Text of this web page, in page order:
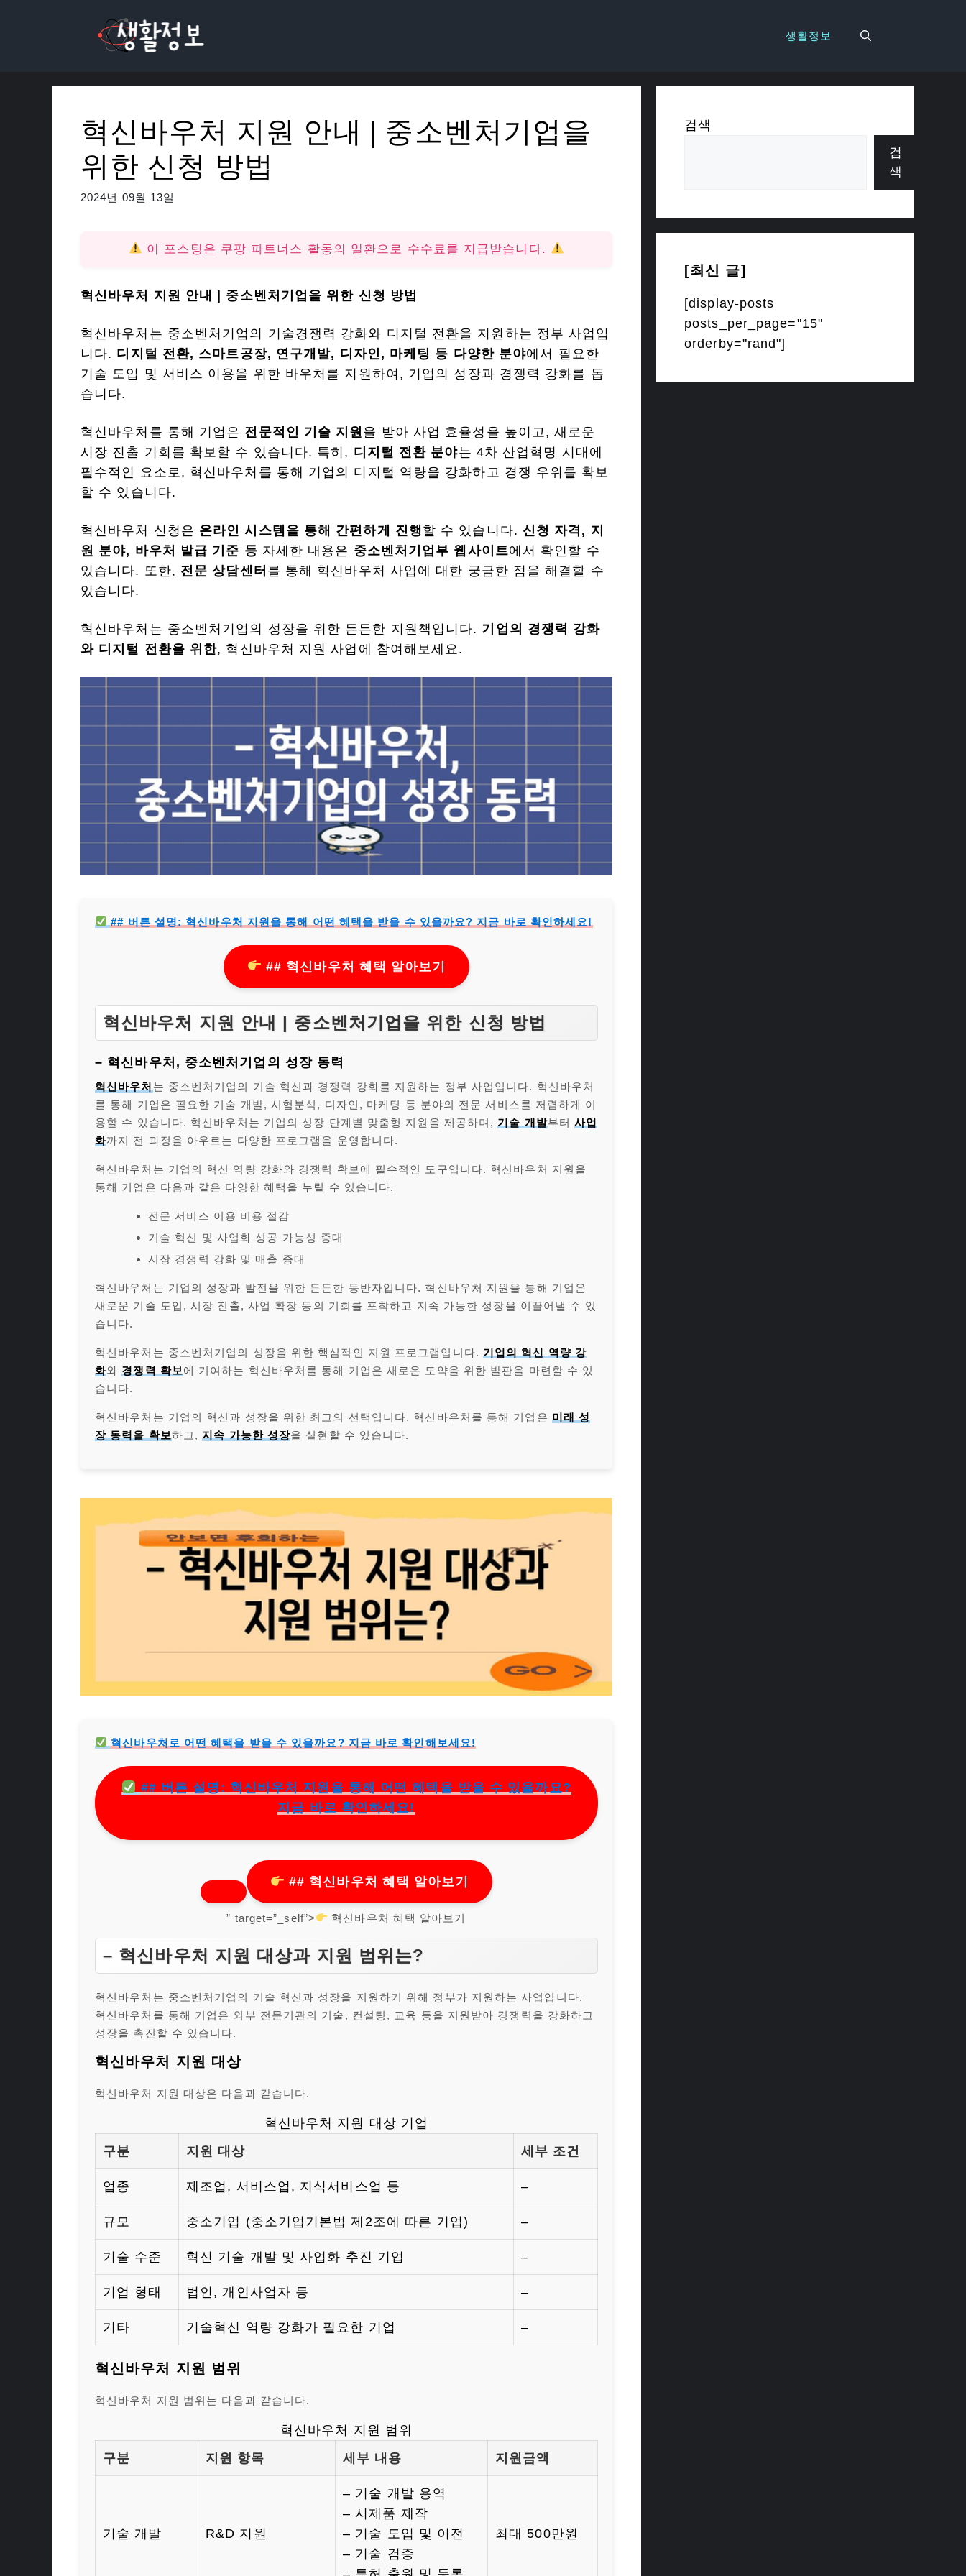
생활정보
혁신바우처 지원 안내 | 중소벤처기업을
위한 신청 방법
2024년 09월 13일
이 포스팅은 쿠팡 파트너스 활동의 일환으로 수수료를 지급받습니다.
혁신바우처 지원 안내 | 중소벤처기업을 위한 신청 방법
혁신바우처는 중소벤처기업의 기술경쟁력 강화와 디지털 전환을 지원하는 정부 사업입
니다. 디지털 전환, 스마트공장, 연구개발, 디자인, 마케팅 등 다양한 분야에서 필요한
기술 도입 및 서비스 이용을 위한 바우처를 지원하여, 기업의 성장과 경쟁력 강화를 돕
습니다.
혁신바우처를 통해 기업은 전문적인 기술 지원 을 받아 사업 효율성을 높이고, 새로운
시장 진출 기회를 확보할 수 있습니다. 특히, 디지털 전환 분야는 4차 산업혁명 시대에
필수적인 요소로, 혁신바우처를 통해 기업의 디지털 역량을 강화하고 경쟁 우위를 확보
할 수 있습니다.
혁신바우처 신청은 온라인 시스템을 통해 간편하게 진행 할 수 있습니다. 신청 자격, 지
원 분야, 바우처 발급 기준 등 자세한 내용은 중소벤처기업부 웹사이트에서 확인할 수
있습니다. 또한, 전문 상담센터 를 통해 혁신바우처 사업에 대한 궁금한 점을 해결할 수
있습니다.
혁신바우처는 중소벤처기업의 성장을 위한 든든한 지원책입니다. 기업의 경쟁력 강화
와 디지털 전환을 위한, 혁신바우처 지원 사업에 참여해보세요.
## 버튼 설명: 혁신바우처 지원을 통해 어떤 혜택을 받을 수 있을까요? 지금 바로 확인하세요!
## 혁신바우처 혜택 알아보기
혁신바우처 지원 안내 | 중소벤처기업을 위한 신청 방법
– 혁신바우처, 중소벤처기업의 성장 동력
혁신바우처 는 중소벤처기업의 기술 혁신과 경쟁력 강화를 지원하는 정부 사업입니다. 혁신바우처
를 통해 기업은 필요한 기술 개발, 시험분석, 디자인, 마케팅 등 분야의 전문 서비스를 저렴하게 이
용할 수 있습니다. 혁신바우처는 기업의 성장 단계별 맞춤형 지원을 제공하며, 기술 개발부터사업
화까지 전 과정을 아우르는 다양한 프로그램을 운영합니다.
혁신바우처는 기업의 혁신 역량 강화와 경쟁력 확보에 필수적인 도구입니다. 혁신바우처 지원을
통해 기업은 다음과 같은 다양한 혜택을 누릴 수 있습니다.
전문 서비스 이용 비용 절감
기술 혁신 및 사업화 성공 가능성 증대
시장 경쟁력 강화 및 매출 증대
혁신바우처는 기업의 성장과 발전을 위한 든든한 동반자입니다. 혁신바우처 지원을 통해 기업은
새로운 기술 도입, 시장 진출, 사업 확장 등의 기회를 포착하고 지속 가능한 성장을 이끌어낼 수 있
습니다.
혁신바우처는 중소벤처기업의 성장을 위한 핵심적인 지원 프로그램입니다. 기업의 혁신 역량 강
화와 경쟁력 확보 에 기여하는 혁신바우처를 통해 기업은 새로운 도약을 위한 발판을 마련할 수 있
습니다.
혁신바우처는 기업의 혁신과 성장을 위한 최고의 선택입니다. 혁신바우처를 통해 기업은 미래 성
장 동력을 확보하고,지속 가능한 성장을 실현할 수 있습니다.
혁신바우처로 어떤 혜택을 받을 수 있을까요? 지금 바로 확인해보세요!
## 버튼 설명: 혁신바우처 지원을 통해 어떤 혜택을 받을 수 있을까요?
지금 바로 확인하세요!
## 혁신바우처 혜택 알아보기
” target=”_self”> 혁신바우처 혜택 알아보기
– 혁신바우처 지원 대상과 지원 범위는?
혁신바우처는 중소벤처기업의 기술 혁신과 성장을 지원하기 위해 정부가 지원하는 사업입니다.
혁신바우처를 통해 기업은 외부 전문기관의 기술, 컨설팅, 교육 등을 지원받아 경쟁력을 강화하고
성장을 촉진할 수 있습니다.
혁신바우처 지원 대상
혁신바우처 지원 대상은 다음과 같습니다.
혁신바우처 지원 대상 기업
구분
지원 대상 세부 조건
업종 제조업, 서비스업, 지식서비스업 등 –
규모 중소기업 (중소기업기본법 제2조에 따른 기업) –
기술 수준 혁신 기술 개발 및 사업화 추진 기업 –
기업 형태 법인, 개인사업자 등 –
기타 기술혁신 역량 강화가 필요한 기업 –
혁신바우처 지원 범위
혁신바우처 지원 범위는 다음과 같습니다.
혁신바우처 지원 범위
구분
지원 항목 세부 내용 지원금액
기술 개발 R&D 지원
– 기술 개발 용역
– 시제품 제작
– 기술 도입 및 이전
– 기술 검증
최대 500만원
검색
검
색
[최신 글]
[display-posts
posts_per_page="15"
orderby="rand"]